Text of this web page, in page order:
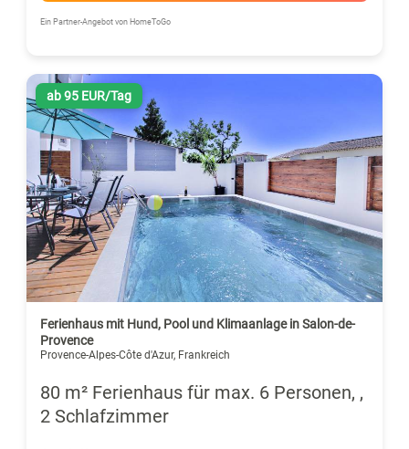
Ein Partner-Angebot von HomeToGo
ab 95 EUR/Tag
Ferienhaus mit Hund, Pool und Klimaanlage in Salon-de-
Provence
Provence-Alpes-Côte d'Azur, Frankreich
80 m² Ferienhaus für max. 6 Personen, ,
2 Schlafzimmer